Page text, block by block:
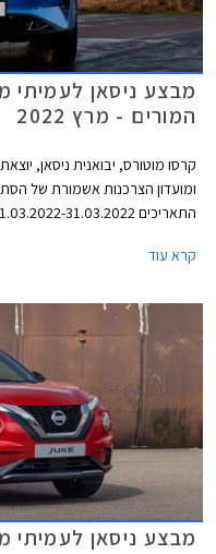
מבצע ניסאן לעמיתי
המורים - מרץ 2022
קרסו מוטורס, יבואנית ניסאן,
ומועדון הצרכנות אשמורת של
הרוכשים לרכוש בהנחה את
ומידע על נוריות חיווי בלוח
מידע אודות היסטורית הנסיעות.
קרא עוד
מבצע ניסאן לעמיתי